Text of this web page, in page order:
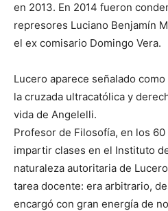
en 2013. En 2014 fueron
represores Luciano Benjamín
el ex comisario Domingo Vera.
Lucero aparece señalado
la cruzada ultracatólica y
vida de Angelelli.
Profesor de Filosofía, en los 60
impartir clases en el Instituto
naturaleza autoritaria de
tarea docente: era arbitrario,
encargó con gran energía de